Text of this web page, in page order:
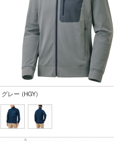
グレー (HGY)